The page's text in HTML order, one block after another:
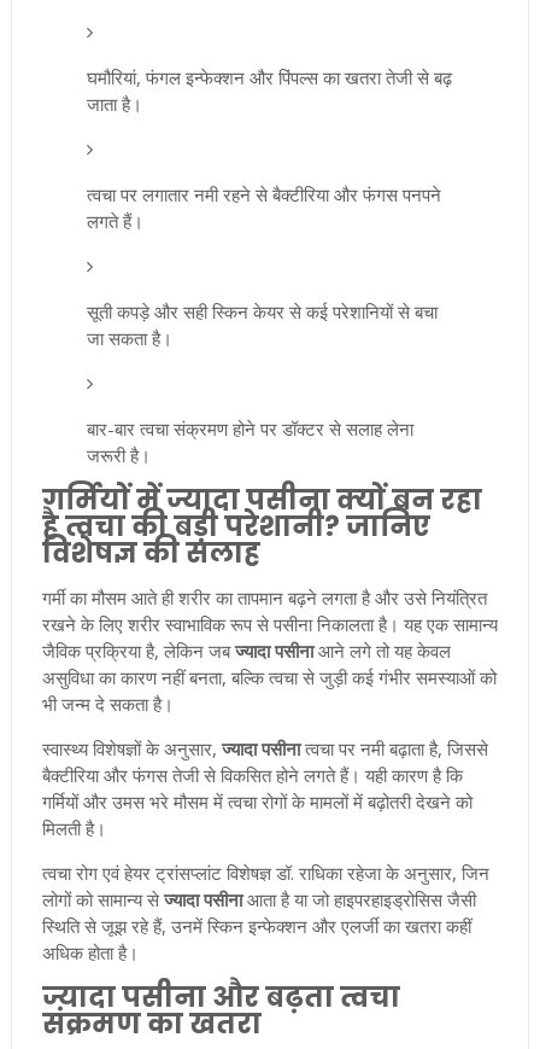
घमौरियां, फंगल इन्फेक्शन और पिंपल्स का खतरा तेजी से बढ़
जाता है।
त्वचा पर लगातार नमी रहने से बैक्टीरिया और फंगस पनपने
लगते हैं।
सूती कपड़े और सही स्किन केयर से कई परेशानियों से बचा
जा सकता है।
बार-बार त्वचा संक्रमण होने पर डॉक्टर से सलाह लेना
जरूरी है।
गर्मियों में ज्यादा पसीना क्यों बन रहा
है त्वचा की बड़ी परेशानी? जानिए
विशेषज्ञ की सलाह
गर्मी का मौसम आते ही शरीर का तापमान बढ़ने लगता है और उसे नियंत्रित
रखने के लिए शरीर स्वाभाविक रूप से पसीना निकालता है। यह एक सामान्य
जैविक प्रक्रिया है, लेकिन जबज्यादा पसीनाआने लगे तो यह केवल
असुविधा का कारण नहीं बनता, बल्कि त्वचा से जुड़ी कई गंभीर समस्याओं को
भी जन्म दे सकता है।
स्वास्थ्य विशेषज्ञों के अनुसार, ज्यादा पसीनात्वचा पर नमी बढ़ाता है, जिससे
बैक्टीरिया और फंगस तेजी से विकसित होने लगते हैं। यही कारण है कि
गर्मियों और उमस भरे मौसम में त्वचा रोगों के मामलों में बढ़ोतरी देखने को
मिलती है।
त्वचा रोग एवं हेयर ट्रांसप्लांट विशेषज्ञ डॉ. राधिका रहेजा के अनुसार, जिन
लोगों को सामान्य से ज्यादा पसीनाआता है या जो हाइपरहाइड्रोसिस जैसी
स्थिति से जूझ रहे हैं, उनमें स्किन इन्फेक्शन और एलर्जी का खतरा कहीं
अधिक होता है।
ज्यादा पसीना और बढ़ता त्वचा
संक्रमण का खतरा